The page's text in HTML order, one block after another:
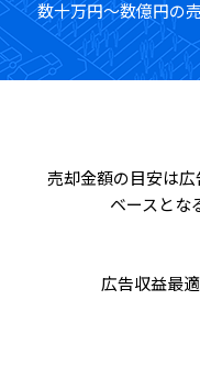
数十万円～数億円の
売却金額の目安は
ベースとな
広告収益最